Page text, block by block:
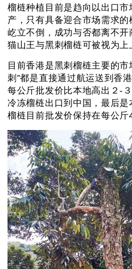
榴梿种植目前是趋向以出口市
产，只有具备迎合市场需求
屹立不倒，成功与否都离不
猫山王与黑刺榴梿可被视为上
目前香港是黑刺榴梿主要的市
刺”都是直接通过航运送到香
每公斤批发价比本地高出２-
冷冻榴梿出口到中国，最后是
榴梿目前批发价保持在每公斤